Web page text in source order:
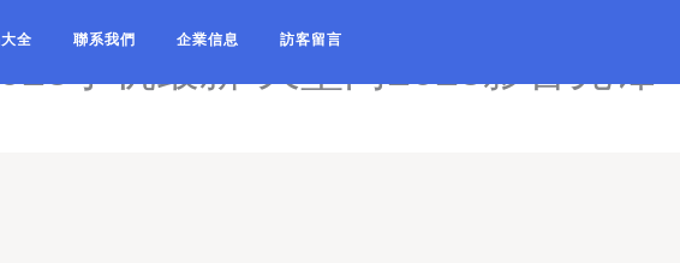
免费-天堂视频在线观看高清-天堂
全 聯系我們 企業信息 訪客留言